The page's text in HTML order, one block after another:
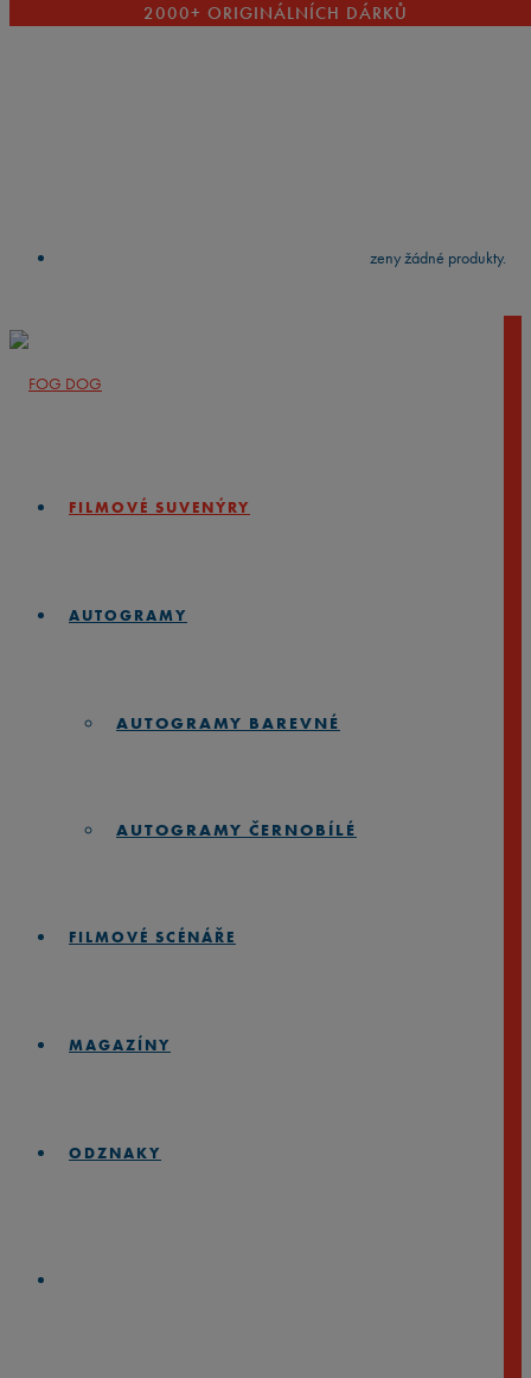
2000+ ORIGINÁLNÍCH DÁRKŮ
FILMOVÉ SUVENÝRY
AUTOGRAMY
AUTOGRAMY BAREVNÉ
AUTOGRAMY ČERNOBÍLÉ
FILMOVÉ SCÉNÁŘE
MAGAZÍNY
ODZNAKY
press Nebyly nalezeny žádné produkty.